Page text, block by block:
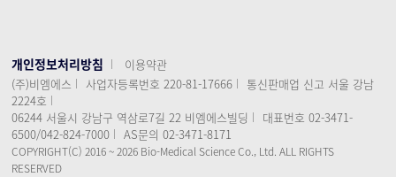
(주)비엠에스 사업자등록번호 220-81-17666
통신판매업 신고 서울 강남
2224호
06244 서울시 강남구 역삼로7길 22 비엠에스빌딩
대표번호 02-3471-
6500/042-824-7000
AS문의 02-3471-8171
COPYRIGHT(C) 2016 ~ 2026 Bio-Medical Science Co., Ltd. ALL RIGHTS
RESERVED
개인정보처리방침 이용약관